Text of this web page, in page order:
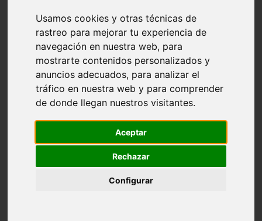
Usamos cookies y otras técnicas de
rastreo para mejorar tu experiencia de
navegación en nuestra web, para
mostrarte contenidos personalizados y
anuncios adecuados, para analizar el
tráfico en nuestra web y para comprender
de donde llegan nuestros visitantes.
Aceptar
Rechazar
Configurar
Málaga - júzcar
Huesca - alquézar
Huesca - castejón-de-sos
Lleida - alt-àneu
Córdoba - almedinilla
Navarra - zangoza
Cantabria - arenas-de-iguña
Barcelona - la-pobla-de-lillet
Murcia - cartagena
Madrid - nuevo-baztán